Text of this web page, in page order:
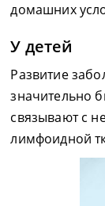
домашних
У детей
Развитие
значительно
связывают с
лимфоидной